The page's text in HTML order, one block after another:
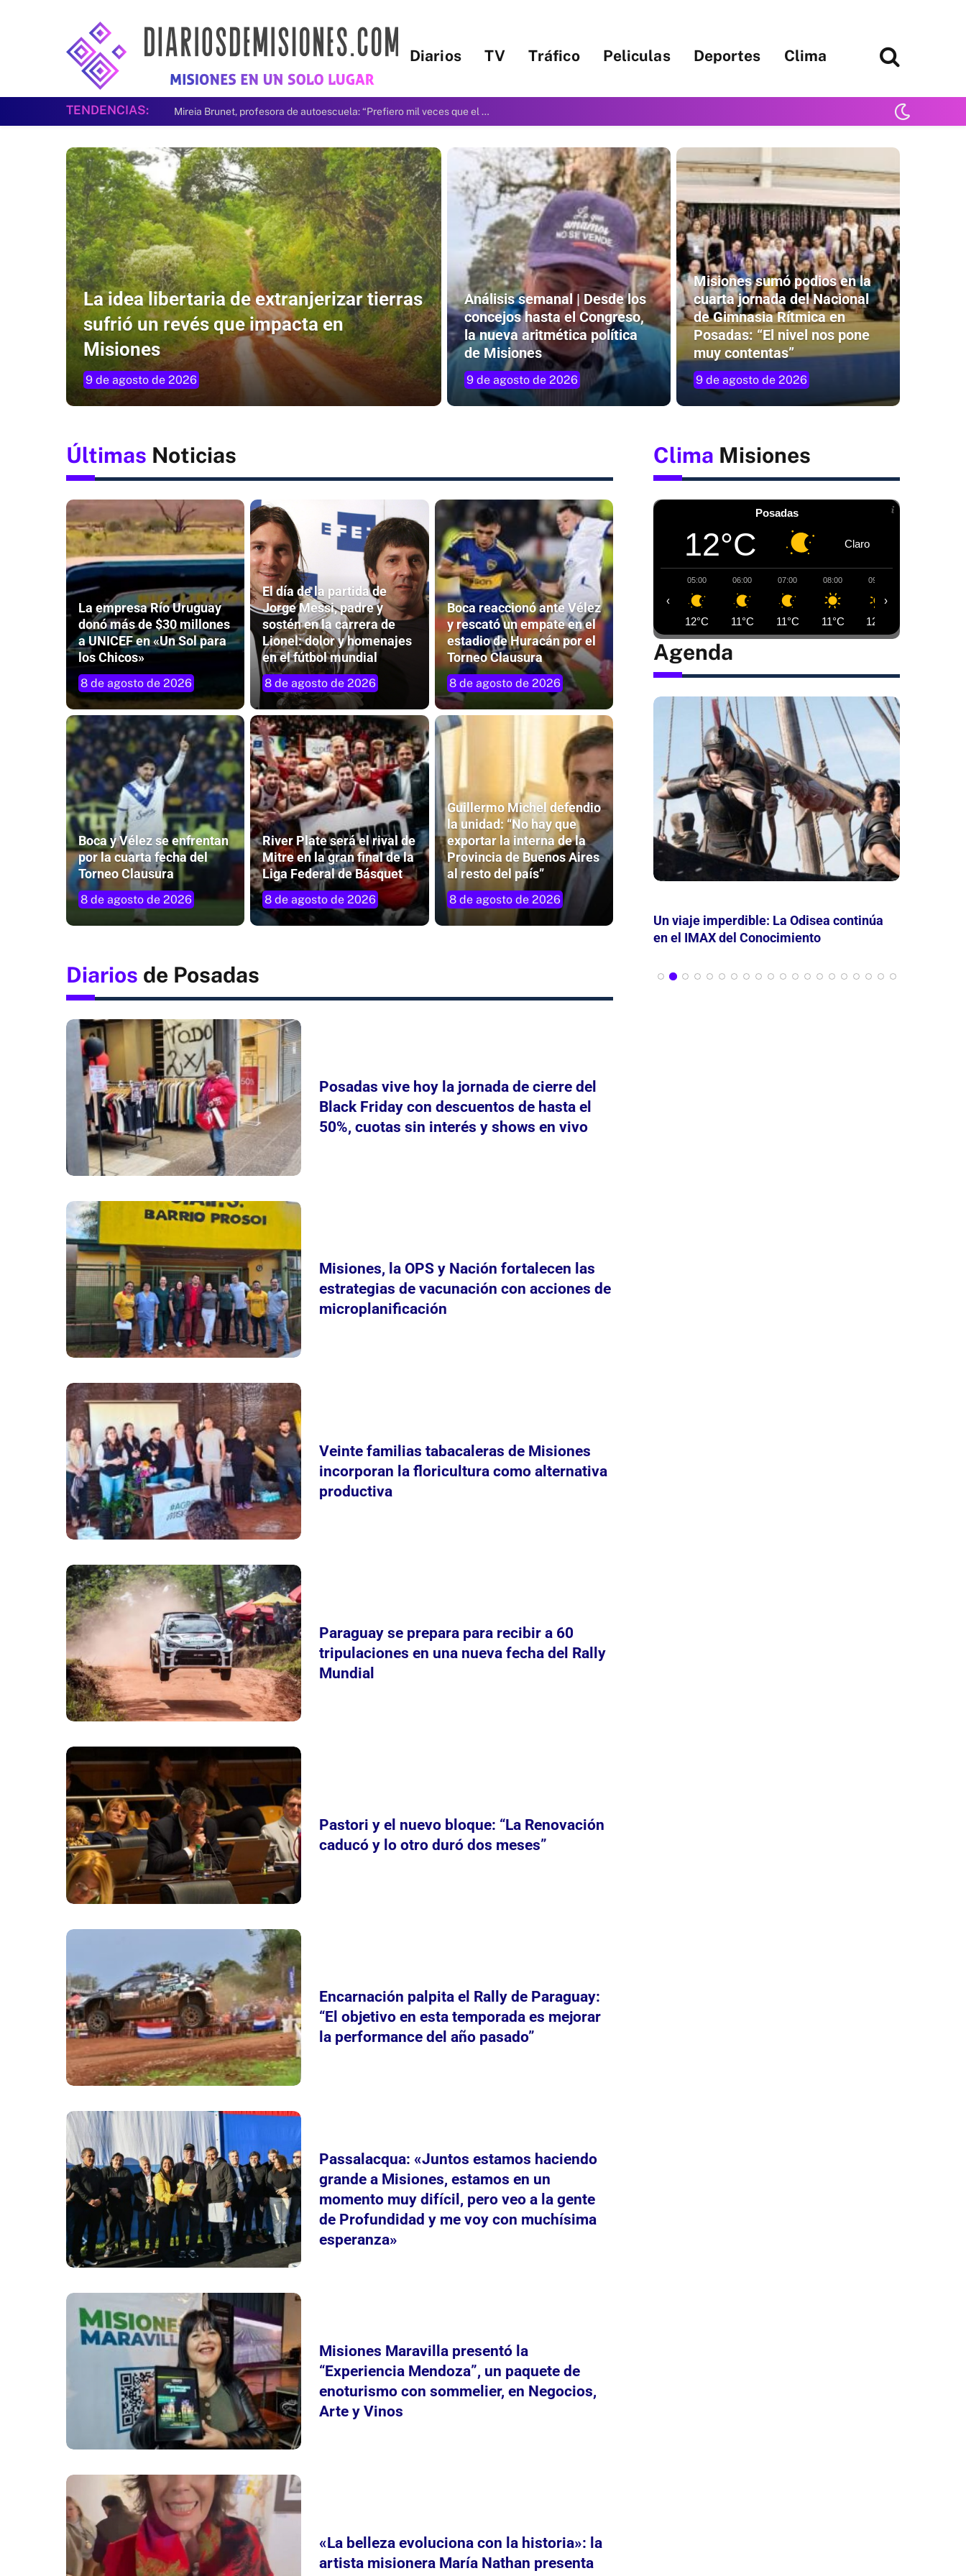
Diarios TV Tráfico Peliculas Deportes Clima
TENDENCIAS: Greg Abbott asigna créditos fiscales para 4400 viviendas asequibles en Texas
La idea libertaria de extranjerizar tierras
sufrió un revés que impacta en
Misiones
9 de agosto de 2026
Análisis semanal | Desde los
concejos hasta el Congreso,
la nueva aritmética política
de Misiones
9 de agosto de 2026
Misiones sumó podios en la
cuarta jornada del Nacional
de Gimnasia Rítmica en
Posadas: “El nivel nos pone
muy contentas”
9 de agosto de 2026
Últimas Noticias
La empresa Río Uruguay
donó más de $30 millones
a UNICEF en «Un Sol para
los Chicos»
8 de agosto de 2026
El día de la partida de
Jorge Messi, padre y
sostén en la carrera de
Lionel: dolor y homenajes
en el fútbol mundial
8 de agosto de 2026
Boca reaccionó ante Vélez
y rescató un empate en el
estadio de Huracán por el
Torneo Clausura
8 de agosto de 2026
Boca y Vélez se enfrentan
por la cuarta fecha del
Torneo Clausura
8 de agosto de 2026
River Plate será el rival de
Mitre en la gran final de la
Liga Federal de Básquet
8 de agosto de 2026
Guillermo Michel defendio
la unidad: “No hay que
exportar la interna de la
Provincia de Buenos Aires
al resto del país”
8 de agosto de 2026
Diarios de Posadas
Posadas vive hoy la jornada de cierre del
Black Friday con descuentos de hasta el
50%, cuotas sin interés y shows en vivo
Misiones, la OPS y Nación fortalecen las
estrategias de vacunación con acciones de
microplanificación
Veinte familias tabacaleras de Misiones
incorporan la floricultura como alternativa
productiva
Paraguay se prepara para recibir a 60
tripulaciones en una nueva fecha del Rally
Mundial
Pastori y el nuevo bloque: “La Renovación
caducó y lo otro duró dos meses”
Encarnación palpita el Rally de Paraguay:
“El objetivo en esta temporada es mejorar
la performance del año pasado”
Passalacqua: «Juntos estamos haciendo
grande a Misiones, estamos en un
momento muy difícil, pero veo a la gente
de Profundidad y me voy con muchísima
esperanza»
Misiones Maravilla presentó la
“Experiencia Mendoza”, un paquete de
enoturismo con sommelier, en Negocios,
Arte y Vinos
«La belleza evoluciona con la historia»: la
artista misionera María Nathan presenta
Clima Misiones
Posadas
12°C Claro
05:00
12°C
06:00
11°C
07:00
11°C
08:00
11°C
09:00
12°C
‹ ›
Agenda
Charla abierta para abordar el origen del
Misiones homenajea a María Ofelia y
Un viaje imperdible: La Odisea continúa
en el IMAX del Conocimiento